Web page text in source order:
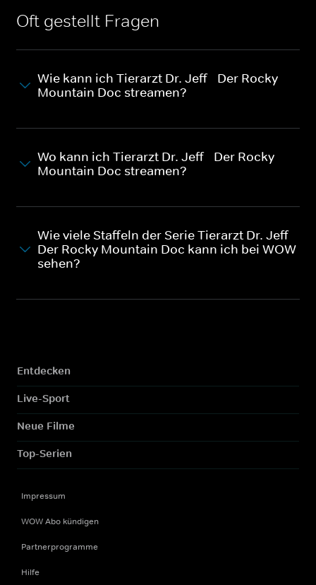
Oft gestellt Fragen
Wie kann ich Tierarzt Dr. Jeff - Der Rocky
Mountain Doc streamen?
Wo kann ich Tierarzt Dr. Jeff - Der Rocky
Mountain Doc streamen?
Wie viele Staffeln der Serie Tierarzt Dr. Jeff -
Der Rocky Mountain Doc kann ich bei WOW
sehen?
Entdecken
Live-Sport
Neue Filme
Top-Serien
Impressum
WOW Abo kündigen
Partnerprogramme
Hilfe